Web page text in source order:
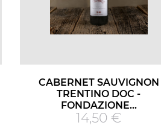
CABERNET SAUVIGNON
TRENTINO DOC -
FONDAZIONE...
Prezzo
14,50 €